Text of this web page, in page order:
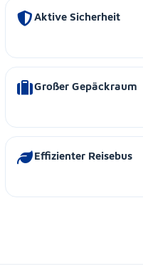
Aktive Sicherheit
Großer Gepäckraum
Effizienter Reisebus